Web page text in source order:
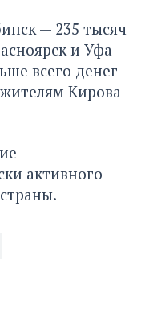
— 235 тысяч
и Уфа
всего денег
Кирова
активного